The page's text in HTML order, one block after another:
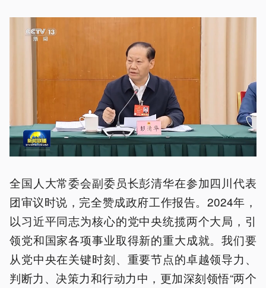
全国人大常委会副委员长彭清华在参加四川代表
团审议时说，完全赞成政府工作报告。2024年，
以习近平同志为核心的党中央统揽两个大局，引
领党和国家各项事业取得新的重大成就。我们要
从党中央在关键时刻、重要节点的卓越领导力、
判断力、决策力和行动力中，更加深刻领悟“两个